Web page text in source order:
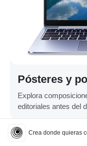
Pósteres y
Explora
editoriales antes del
Crea donde quieras